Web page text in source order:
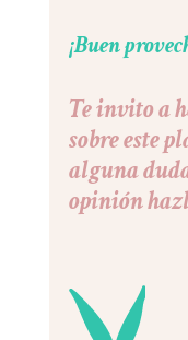
¡Buen
Te invito a
sobre este
alguna
opinión